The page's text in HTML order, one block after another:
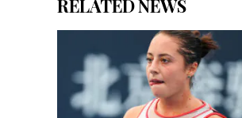
RELATED NEWS